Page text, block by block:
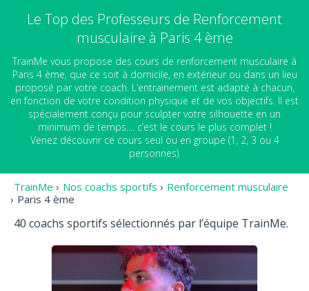
Le Top des Professeurs de Renforcement
musculaire à Paris 4 ème
TrainMe vous propose des cours de renforcement musculaire à
Paris 4 ème, que ce soit à domicile, en extérieur ou dans un lieu
proposé par votre coach. L’entrainement est adapté à chacun,
en fonction de votre condition physique et de vos objectifs. Il est
spécialement conçu pour sculpter votre silhouette en un
minimum de temps.... c’est le cours le plus complet !
Venez découvrir ce cours seul ou en groupe (1, 2, 3 ou 4
personnes).
TrainMe › Nos coachs sportifs › Renforcement musculaire
› Paris 4 ème
40 coachs sportifs sélectionnés par l’équipe TrainMe.